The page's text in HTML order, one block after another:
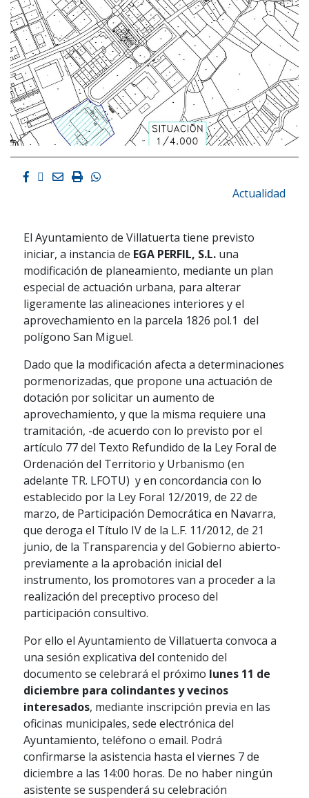
Facebook
Twitter
EmailImprimirWhatsapp
Actualidad
El Ayuntamiento de Villatuerta tiene previsto
iniciar, a instancia de EGA PERFIL, S.L. una
modificación de planeamiento, mediante un plan
especial de actuación urbana, para alterar
ligeramente las alineaciones interiores y el
aprovechamiento en la parcela 1826 pol.1 del
polígono San Miguel.
Dado que la modificación afecta a determinaciones
pormenorizadas, que propone una actuación de
dotación por solicitar un aumento de
aprovechamiento, y que la misma requiere una
tramitación, -de acuerdo con lo previsto por el
artículo 77 del Texto Refundido de la Ley Foral de
Ordenación del Territorio y Urbanismo (en
adelante TR. LFOTU) y en concordancia con lo
establecido por la Ley Foral 12/2019, de 22 de
marzo, de Participación Democrática en Navarra,
que deroga el Título IV de la L.F. 11/2012, de 21
junio, de la Transparencia y del Gobierno abierto-
previamente a la aprobación inicial del
instrumento, los promotores van a proceder a la
realización del preceptivo proceso del
participación consultivo.
Por ello el Ayuntamiento de Villatuerta convoca a
una sesión explicativa del contenido del
documento se celebrará el próximo lunes 11 de
diciembre para colindantes y vecinos
interesados, mediante inscripción previa en las
oficinas municipales, sede electrónica del
Ayuntamiento, teléfono o email. Podrá
confirmarse la asistencia hasta el viernes 7 de
diciembre a las 14:00 horas. De no haber ningún
asistente se suspenderá su celebración